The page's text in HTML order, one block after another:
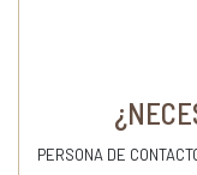
PERSONA DE